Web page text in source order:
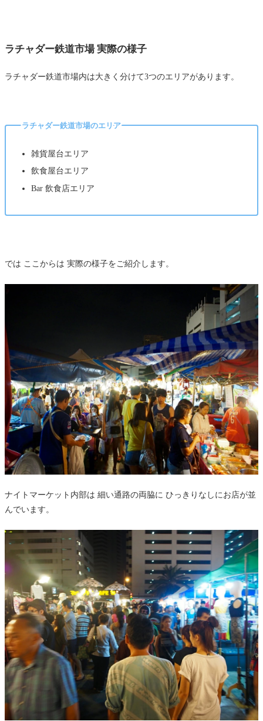
ラチャダー鉄道市場 実際の様子
ラチャダー鉄道市場内は大きく分けて3つのエリアがあります。
ラチャダー鉄道市場のエリア
雑貨屋台エリア
飲食屋台エリア
Bar 飲食店エリア
では ここからは 実際の様子をご紹介します。
ナイトマーケット内部は 細い通路の両脇に ひっきりなしにお店が並
んでいます。